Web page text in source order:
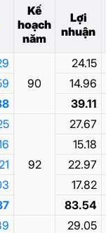
Kế
hoạch
năm
Lợi
nhuận
90
24.15
14.96
39.11
92
27.67
15.18
22.97
17.82
83.54
29.05